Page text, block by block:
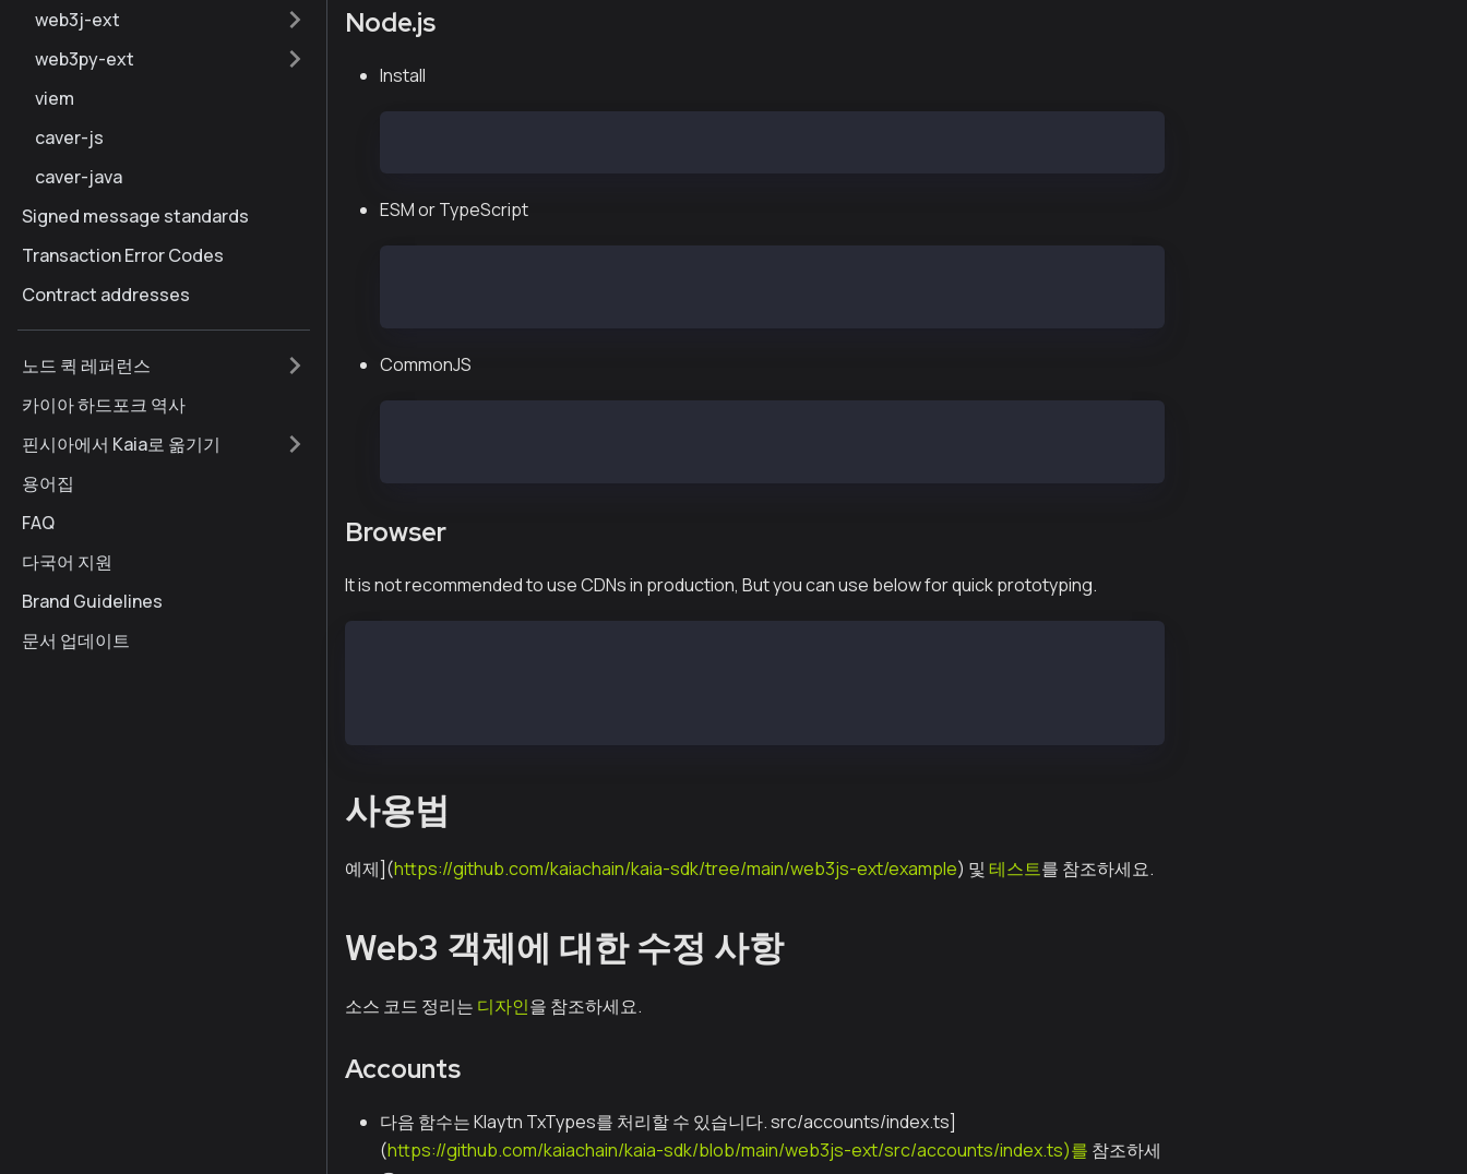
web3j-ext
web3py-ext
viem
caver-js
caver-java
Signed message standards
Transaction Error Codes
Contract addresses
노드 퀵 레퍼런스
카이아 하드포크 역사
핀시아에서 Kaia로 옮기기
용어집
FAQ
다국어 지원
Brand Guidelines
문서 업데이트
Node.js
Install
ESM or TypeScript
CommonJS
Browser
It is not recommended to use CDNs in production, But you can use below for quick prototyping.
사용법
예제](https://github.com/kaiachain/kaia-sdk/tree/main/web3js-ext/example) 및 테스트를 참조하세요.
Web3 객체에 대한 수정 사항
소스 코드 정리는 디자인을 참조하세요.
Accounts
다음 함수는 Klaytn TxTypes를 처리할 수 있습니다. src/accounts/index.ts]
(https://github.com/kaiachain/kaia-sdk/blob/main/web3js-ext/src/accounts/index.ts)를 참조하세